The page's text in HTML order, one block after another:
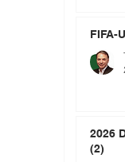
FIFA-
2026
(2)